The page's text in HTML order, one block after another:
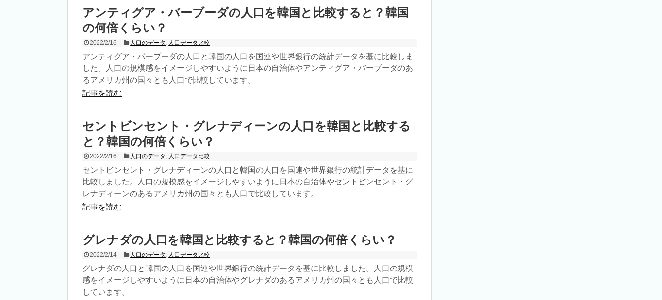
アンティグア・バーブーダの人口を韓国と比較すると？韓国
の何倍くらい？
2022/2/16 人口のデータ , 人口データ比較
アンティグア・バーブーダの人口と韓国の人口を国連や世界銀行の統計データを基に比較しま
した。人口の規模感をイメージしやすいように日本の自治体やアンティグア・バーブーダのあ
るアメリカ州の国々とも人口で比較しています。
記事を読む
セントビンセント・グレナディーンの人口を韓国と比較する
と？韓国の何倍くらい？
2022/2/16 人口のデータ , 人口データ比較
セントビンセント・グレナディーンの人口と韓国の人口を国連や世界銀行の統計データを基に
比較しました。人口の規模感をイメージしやすいように日本の自治体やセントビンセント・グ
レナディーンのあるアメリカ州の国々とも人口で比較しています。
記事を読む
グレナダの人口を韓国と比較すると？韓国の何倍くらい？
2022/2/14 人口のデータ , 人口データ比較
グレナダの人口と韓国の人口を国連や世界銀行の統計データを基に比較しました。人口の規模
感をイメージしやすいように日本の自治体やグレナダのあるアメリカ州の国々とも人口で比較
しています。